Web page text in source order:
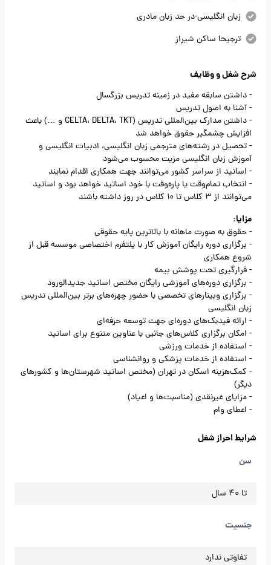
زبان انگلیسی-در حد زبان مادری
ترجیحا ساکن شیراز
شرح شغل و وظایف
- داشتن سابقه مفید در زمینه تدریس بزرگسال
- آشنا به اصول تدریس
- داشتن مدارک بین‌المللی تدریس (CELTA، DELTA، TKT و …) باعث
افزایش چشمگیر حقوق خواهد شد
- تحصیل در رشته‌های مترجمی زبان انگلیسی، ادبیات انگلیسی و
آموزش زبان انگلیسی مزیت محسوب می‌شود
- اساتید از سراسر کشور می‌توانند جهت همکاری اقدام نمایند
- انتخاب تمام‌وقت یا پاره‌وقت با خود اساتید خواهد بود و اساتید
می‌توانند از 3 کلاس تا 10 کلاس در روز داشته باشند
مزایا:
- حقوق به صورت ماهانه با بالاترین پایه حقوقی
- برگزاری دوره رایگان آموزش کار با پلتفرم اختصاصی موسسه قبل از
شروع همکاری
- قرارگیری تحت پوشش بیمه
- برگزاری دوره‌های آموزشی رایگان مختص اساتید جدیدالورود
- برگزاری وبینارهای تخصصی با حضور چهره‌های برتر بین‌المللی تدریس
زبان انگلیسی
- ارائه فیدبک‌های دوره‌ای جهت توسعه حرفه‌ای
- امکان برگزاری کلاس‌های جانبی با عناوین متنوع برای اساتید
- استفاده از خدمات ورزشی
- استفاده از خدمات پزشکی و روانشناسی
- کمک‌هزینه اسکان در تهران (مختص اساتید شهرستان‌ها و کشورهای
دیگر)
- مزایای غیرنقدی (مناسبت‌ها و اعیاد)
- اعطای وام
شرایط احراز شغل
سن
تا 40 سال
جنسیت
تفاوتی ندارد